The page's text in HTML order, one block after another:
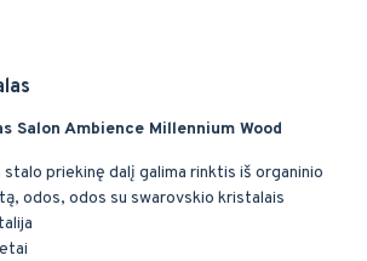
Salon Ambience Millennium Wood
priekinę dalį galima rinktis iš organinio
odos, odos su swarovskio kristalais